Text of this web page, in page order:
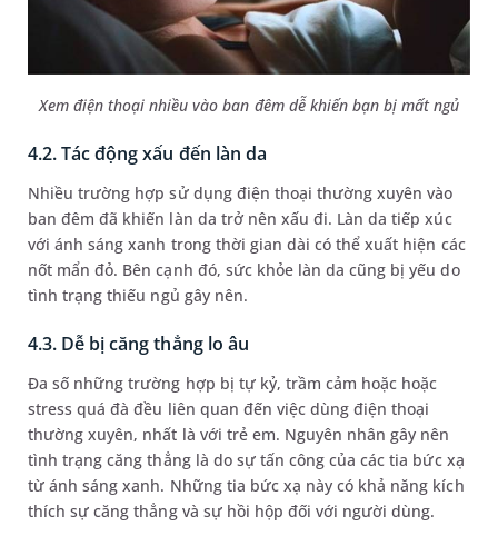
Xem điện thoại nhiều vào ban đêm dễ khiến bạn bị mất ngủ
4.2. Tác động xấu đến làn da
Nhiều trường hợp sử dụng điện thoại thường xuyên vào
ban đêm đã khiến làn da trở nên xấu đi. Làn da tiếp xúc
với ánh sáng xanh trong thời gian dài có thể xuất hiện các
nốt mẩn đỏ. Bên cạnh đó, sức khỏe làn da cũng bị yếu do
tình trạng thiếu ngủ gây nên.
4.3. Dễ bị căng thẳng lo âu
Đa số những trường hợp bị tự kỷ, trầm cảm hoặc hoặc
stress quá đà đều liên quan đến việc dùng điện thoại
thường xuyên, nhất là với trẻ em. Nguyên nhân gây nên
tình trạng căng thẳng là do sự tấn công của các tia bức xạ
từ ánh sáng xanh. Những tia bức xạ này có khả năng kích
thích sự căng thẳng và sự hồi hộp đối với người dùng.